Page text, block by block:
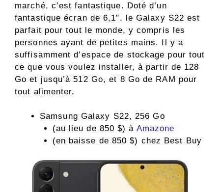
marché, c’est fantastique. Doté d’un
fantastique écran de 6,1″, le Galaxy S22 est
parfait pour tout le monde, y compris les
personnes ayant de petites mains. Il y a
suffisamment d’espace de stockage pour tout
ce que vous voulez installer, à partir de 128
Go et jusqu’à 512 Go, et 8 Go de RAM pour
tout alimenter.
Samsung Galaxy S22, 256 Go
(au lieu de 850 $) à Amazone
(en baisse de 850 $) chez Best Buy